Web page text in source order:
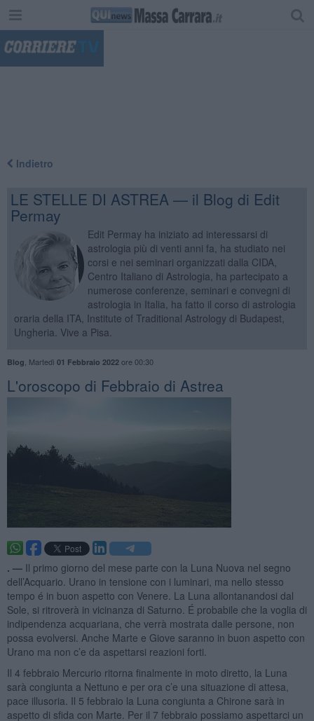
Indietro
LE STELLE DI ASTREA — il Blog di Edit
Permay
Edit Permay ha iniziato ad interessarsi di
astrologia più di venti anni fa, ha studiato nei
corsi e nei seminari organizzati dalla CIDA,
Centro Italiano di Astrologia, ha partecipato a
numerose conferenze, seminari e convegni di
astrologia in Italia, ha fatto il corso di astrologia
oraria della ITA, Institute of Traditional Astrology di Budapest,
Ungheria. Vive a Pisa.
Blog Martedì 01 Febbraio 2022ore 00:30
L'oroscopo di Febbraio di Astrea
. — Il primo giorno del mese parte con la Luna Nuova nel segno
dell’Acquario. Urano in tensione con i luminari, ma nello stesso
tempo é in buon aspetto con Venere. La Luna allontanandosi dal
Sole, si ritroverà in vicinanza di Saturno. É probabile che la voglia di
indipendenza acquariana, che verrà mostrata dalle persone, non
possa evolversi. Anche Marte e Giove saranno in buon aspetto con
Urano ma non c’e da aspettarsi reazioni forti.
Il 4 febbraio Mercurio ritorna finalmente in moto diretto, la Luna
sarà congiunta a Nettuno e per ora c’e una situazione di attesa,
pace illusoria. Il 5 febbraio la Luna congiunta a Chirone sarà in
aspetto di sfida con Marte. Per il 7 febbraio possiamo aspettarci un